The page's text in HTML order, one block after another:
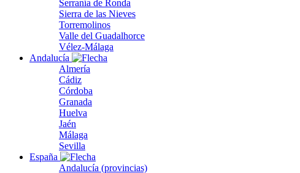
Serranía de Ronda
Sierra de las Nieves
Torremolinos
Valle del Guadalhorce
Vélez-Málaga
Andalucía
Almería
Cádiz
Córdoba
Granada
Huelva
Jaén
Málaga
Sevilla
España
Andalucía (provincias)